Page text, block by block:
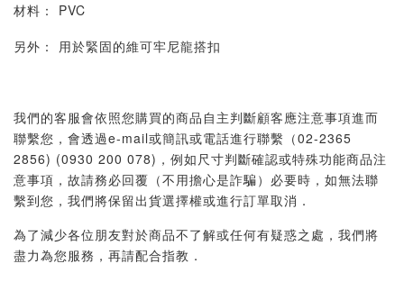
材料： PVC
另外： 用於緊固的維可牢尼龍搭扣
我們的客服會依照您購買的商品自主判斷顧客應注意事項進而
聯繫您，會透過e-mail或簡訊或電話進行聯繫（02-2365
2856) (0930 200 078)，例如尺寸判斷確認或特殊功能商品注
意事項，故請務必回覆（不用擔心是詐騙）必要時，如無法聯
繫到您，我們將保留出貨選擇權或進行訂單取消．
為了減少各位朋友對於商品不了解或任何有疑惑之處，我們將
盡力為您服務，再請配合指教．